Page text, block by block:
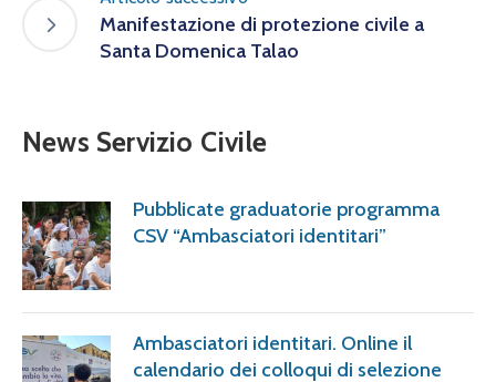
Manifestazione di protezione civile a
Santa Domenica Talao
News Servizio Civile
Pubblicate graduatorie programma
CSV “Ambasciatori identitari”
Ambasciatori identitari. Online il
calendario dei colloqui di selezione